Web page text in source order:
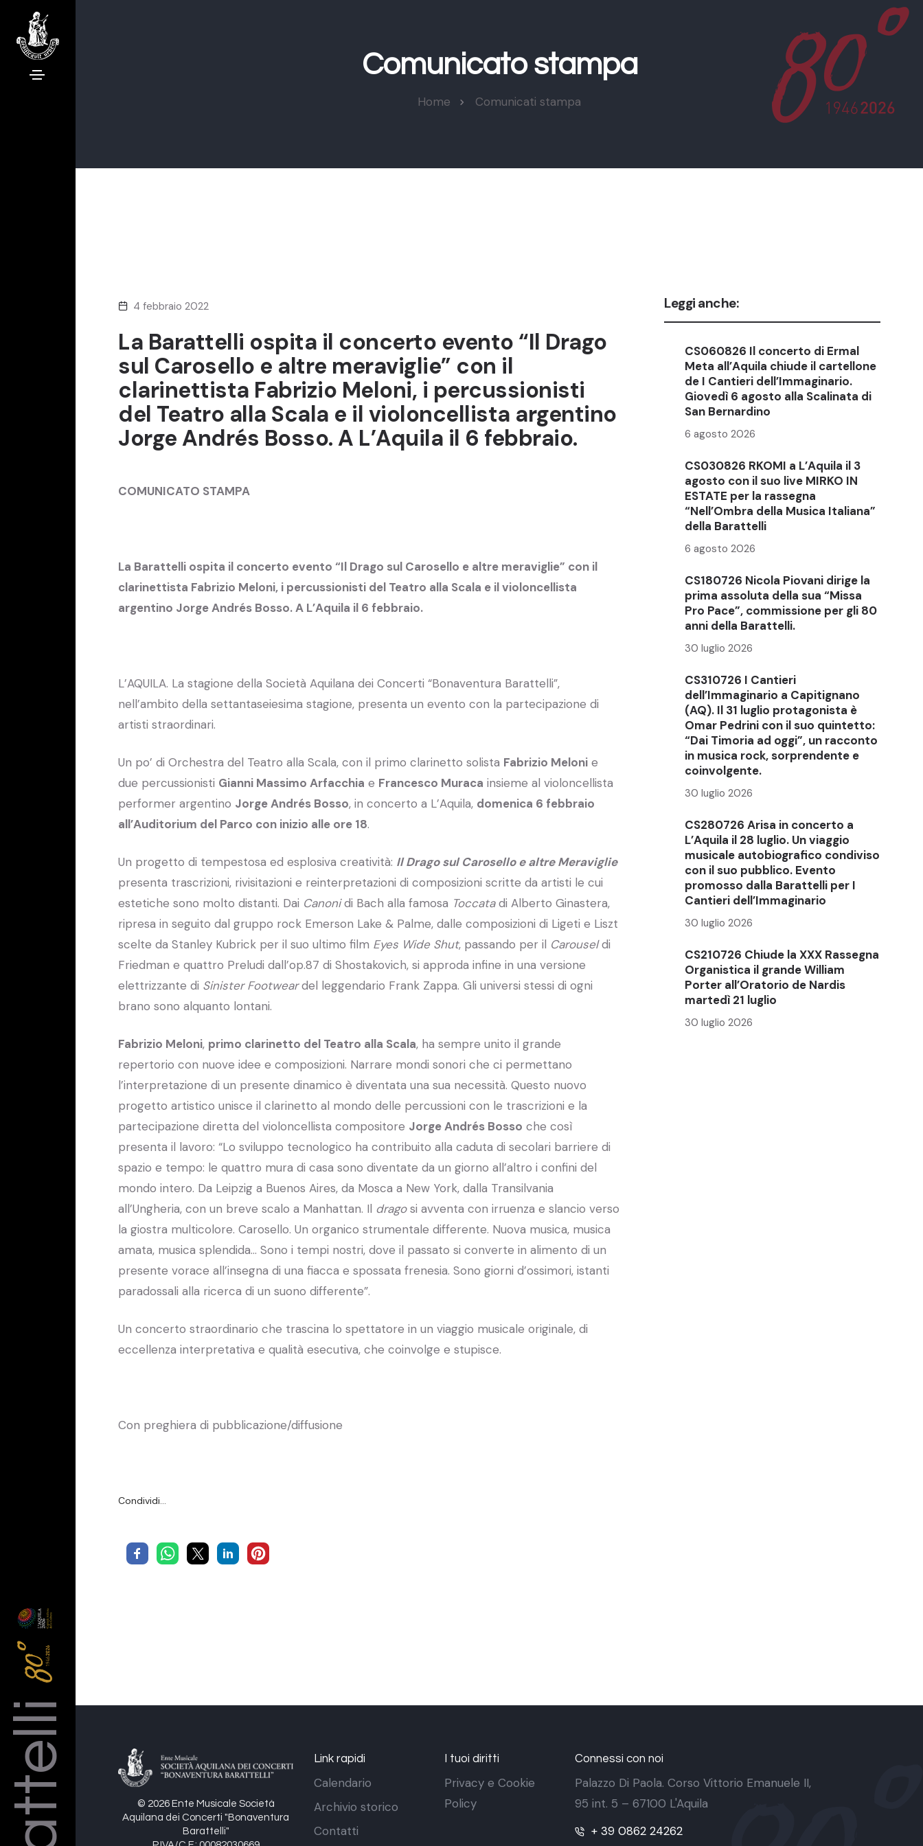
Comunicato stampa
Home Comunicati stampa
4 febbraio 2022
La Barattelli ospita il concerto evento “Il Drago
sul Carosello e altre meraviglie” con il
clarinettista Fabrizio Meloni, i percussionisti
del Teatro alla Scala e il violoncellista argentino
Jorge Andrés Bosso. A L’Aquila il 6 febbraio.
COMUNICATO STAMPA
La Barattelli ospita il concerto evento “Il Drago sul Carosello e altre meraviglie” con il
clarinettista Fabrizio Meloni, i percussionisti del Teatro alla Scala e il violoncellista
argentino Jorge Andrés Bosso. A L’Aquila il 6 febbraio.
L’AQUILA. La stagione della Società Aquilana dei Concerti “Bonaventura Barattelli”,
nell’ambito della settantaseiesima stagione, presenta un evento con la partecipazione di
artisti straordinari.
Un po’ di Orchestra del Teatro alla Scala, con il primo clarinetto solista Fabrizio Meloni e
due percussionisti Gianni Massimo Arfacchia e Francesco Muraca insieme al violoncellista
performer argentino Jorge Andrés Bosso, in concerto a L’Aquila, domenica 6 febbraio
all’Auditorium del Parco con inizio alle ore 18.
Un progetto di tempestosa ed esplosiva creatività: Il Drago sul Carosello e altre Meraviglie
presenta trascrizioni, rivisitazioni e reinterpretazioni di composizioni scritte da artisti le cui
estetiche sono molto distanti. Dai Canonidi Bach alla famosa Toccatadi Alberto Ginastera,
ripresa in seguito dal gruppo rock Emerson Lake & Palme, dalle composizioni di Ligeti e Liszt
scelte da Stanley Kubrick per il suo ultimo film Eyes Wide Shut, passando per il Carouseldi
Friedman e quattro Preludi dall’op.87 di Shostakovich, si approda infine in una versione
elettrizzante di Sinister Footweardel leggendario Frank Zappa. Gli universi stessi di ogni
brano sono alquanto lontani.
Fabrizio Meloni, primo clarinetto del Teatro alla Scala, ha sempre unito il grande
repertorio con nuove idee e composizioni. Narrare mondi sonori che ci permettano
l’interpretazione di un presente dinamico è diventata una sua necessità. Questo nuovo
progetto artistico unisce il clarinetto al mondo delle percussioni con le trascrizioni e la
partecipazione diretta del violoncellista compositore Jorge Andrés Bosso che così
presenta il lavoro: “Lo sviluppo tecnologico ha contribuito alla caduta di secolari barriere di
spazio e tempo: le quattro mura di casa sono diventate da un giorno all’altro i confini del
mondo intero. Da Leipzig a Buenos Aires, da Mosca a New York, dalla Transilvania
all’Ungheria, con un breve scalo a Manhattan. Il dragosi avventa con irruenza e slancio verso
la giostra multicolore. Carosello. Un organico strumentale differente. Nuova musica, musica
amata, musica splendida… Sono i tempi nostri, dove il passato si converte in alimento di un
presente vorace all’insegna di una fiacca e spossata frenesia. Sono giorni d’ossimori, istanti
paradossali alla ricerca di un suono differente”.
Un concerto straordinario che trascina lo spettatore in un viaggio musicale originale, di
eccellenza interpretativa e qualità esecutiva, che coinvolge e stupisce.
Con preghiera di pubblicazione/diffusione
Condividi…
Leggi anche:
CS060826 Il concerto di Ermal
Meta all’Aquila chiude il cartellone
de I Cantieri dell’Immaginario.
Giovedì 6 agosto alla Scalinata di
San Bernardino
6 agosto 2026
CS030826 RKOMI a L’Aquila il 3
agosto con il suo live MIRKO IN
ESTATE per la rassegna
“Nell’Ombra della Musica Italiana”
della Barattelli
6 agosto 2026
CS180726 Nicola Piovani dirige la
prima assoluta della sua “Missa
Pro Pace”, commissione per gli 80
anni della Barattelli.
30 luglio 2026
CS310726 I Cantieri
dell’Immaginario a Capitignano
(AQ). Il 31 luglio protagonista è
Omar Pedrini con il suo quintetto:
“Dai Timoria ad oggi”, un racconto
in musica rock, sorprendente e
coinvolgente.
30 luglio 2026
CS280726 Arisa in concerto a
L’Aquila il 28 luglio. Un viaggio
musicale autobiografico condiviso
con il suo pubblico. Evento
promosso dalla Barattelli per I
Cantieri dell’Immaginario
30 luglio 2026
CS210726 Chiude la XXX Rassegna
Organistica il grande William
Porter all’Oratorio de Nardis
martedì 21 luglio
30 luglio 2026
© 2026 Ente Musicale Società
Aquilana dei Concerti "Bonaventura
Barattelli"
Link rapidi
Calendario
Archivio storico
Contatti
I tuoi diritti
Privacy e Cookie
Policy
Connessi con noi
Palazzo Di Paola. Corso Vittorio Emanuele II,
95 int. 5 – 67100 L'Aquila
+ 39 0862 24262